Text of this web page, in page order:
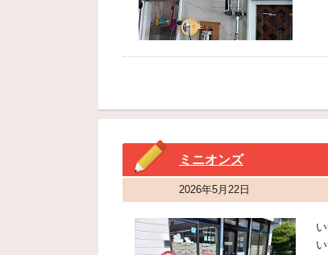
ミニオンズ
2026年5月22日